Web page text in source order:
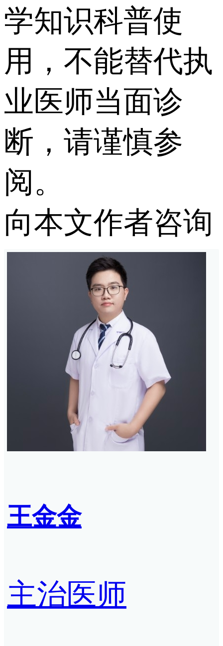
学知识科普使
用，不能替代执
业医师当面诊
断，请谨慎参
阅。
向本文作者咨询
王金金
主治医师